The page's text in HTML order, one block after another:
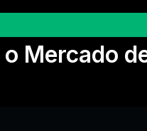
Mercado